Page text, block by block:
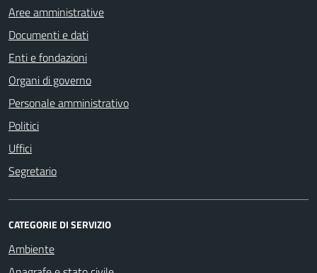
Aree amministrative
Documenti e dati
Enti e fondazioni
Organi di governo
Personale amministrativo
Politici
Uffici
Segretario
CATEGORIE DI SERVIZIO
Ambiente